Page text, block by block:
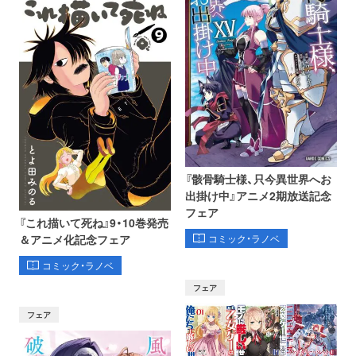
『これ描いて死ね』9・10巻発売
＆アニメ化記念フェア
コミック・ラノベ
『骸骨騎士様、只今異世界へお
出掛け中』アニメ2期放送記念
フェア
コミック・ラノベ
フェア
フェア